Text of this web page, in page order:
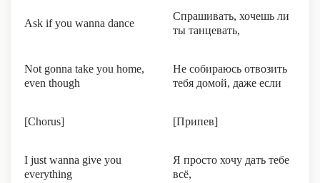
Ask if you wanna dance
Спрашивать, хочешь ли
ты танцевать,
Not gonna take you home,
even though
Не собираюсь отвозить
тебя домой, даже если
[Chorus] [Припев]
I just wanna give you
everything
Я просто хочу дать тебе
всё,